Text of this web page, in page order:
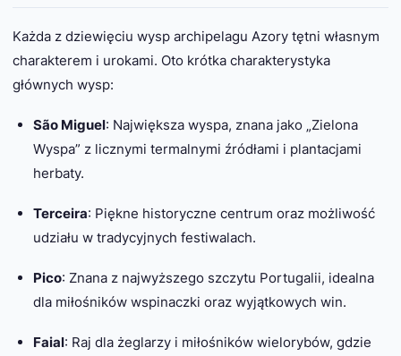
Każda z dziewięciu wysp archipelagu Azory tętni własnym
charakterem i urokami. Oto krótka charakterystyka
głównych wysp:
São Miguel: Największa wyspa, znana jako „Zielona
Wyspa” z licznymi termalnymi źródłami i plantacjami
herbaty.
Terceira: Piękne historyczne centrum oraz możliwość
udziału w tradycyjnych festiwalach.
Pico: Znana z najwyższego szczytu Portugalii, idealna
dla miłośników wspinaczki oraz wyjątkowych win.
Faial: Raj dla żeglarzy i miłośników wielorybów, gdzie